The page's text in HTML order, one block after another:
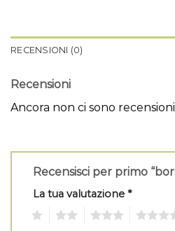
RECENSIONI (0)
Recensioni
Ancora non ci sono
Recensisci per primo
La tua valutazione *